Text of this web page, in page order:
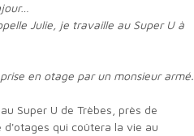
en otage par un monsieur armé.
d'otages qui coûtera la vie au